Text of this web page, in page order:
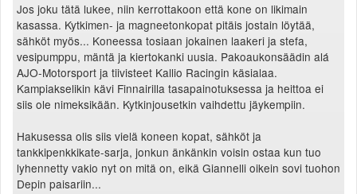
Jos joku tätä lukee, niin kerrottakoon että kone on likimain
kasassa. Kytkimen- ja magneetonkopat pitäis jostain löytää,
sähköt myös... Koneessa tosiaan jokainen laakeri ja stefa,
vesipumppu, mäntä ja kiertokanki uusia. Pakoaukonsäädin alá
AJO-Motorsport ja tiivisteet Kallio Racingin käsialaa.
Kampiakselikin kävi Finnairilla tasapainotuksessa ja heittoa ei
siis ole nimeksikään. Kytkinjousetkin vaihdettu jäykempiin.
Hakusessa olis siis vielä koneen kopat, sähköt ja
tankkipenkkikate-sarja, jonkun änkänkin voisin ostaa kun tuo
lyhennetty vakio nyt on mitä on, eikä Giannelli oikein sovi tuohon
Depin paisariin...